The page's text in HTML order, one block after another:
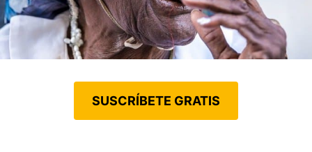
SUSCRÍBETE GRATIS